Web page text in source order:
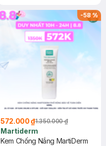
-58%
572.000 ₫1.350.000 ₫
Martiderm
Kem Chống Nắng MartiDerm